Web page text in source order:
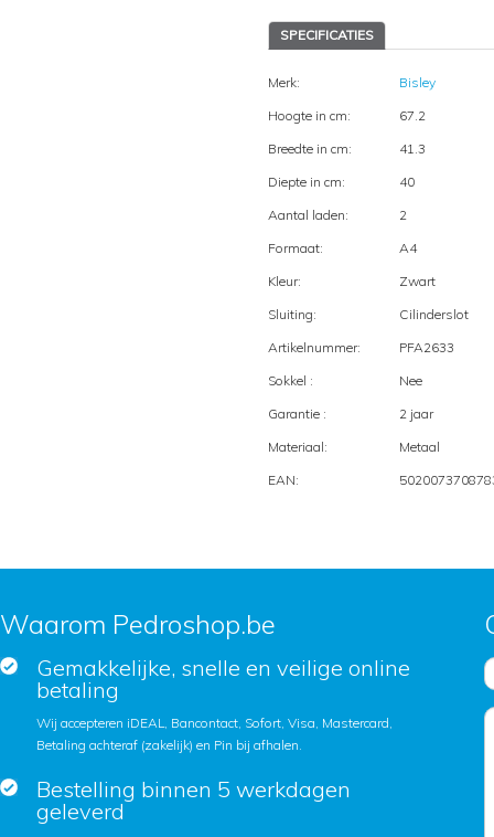
SPECIFICATIES
Merk:
Bisley
Hoogte in cm:
67.2
Breedte in cm:
41.3
Diepte in cm:
40
Aantal laden:
2
Formaat:
A4
Kleur:
Zwart
Sluiting:
Cilinderslot
Artikelnummer:
PFA2633
Sokkel :
Nee
Garantie :
2 jaar
Materiaal:
Metaal
EAN:
Waarom Pedroshop.be
Gemakkelijke, snelle en veilige online
betaling
Wij accepteren iDEAL, Bancontact, Sofort, Visa, Mastercard,
Betaling achteraf (zakelijk) en Pin bij afhalen.
Bestelling binnen 5 werkdagen
geleverd